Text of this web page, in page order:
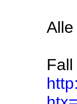
Fall